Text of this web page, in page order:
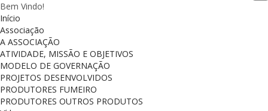
Bem Vindo!
Início
Associação
A ASSOCIAÇÃO
ATIVIDADE, MISSÃO E OBJETIVOS
MODELO DE GOVERNAÇÃO
PROJETOS DESENVOLVIDOS
PRODUTORES FUMEIRO
PRODUTORES OUTROS PRODUTOS